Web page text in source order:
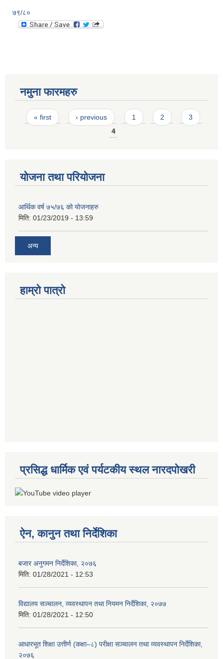
७९/८०
नमुना फारमहरु
Pages
« first ‹ previous 1 2
3
4
योजना तथा परियोजना
आर्थिक वर्ष ७५/७६ को योजनाहरु
मिति: 01/23/2019 - 13:59
अन्य
हाम्रो पात्रो
प्रसिद्ध धार्मिक एवं पर्यटकीय स्थल नारदपोखरी
ऐन, कानुन तथा निर्देशिका
बजार अनुगमन निर्देशिका, २०७६
मिति: 01/28/2021 - 12:53
विद्यालय सञ्चालन, व्यवस्थापन तथा नियमन निर्देशिका, २०७७
मिति: 01/28/2021 - 12:50
आधारभूत शिक्षा उत्तीर्ण (कक्षा–८) परीक्षा सञ्चालन तथा व्यवस्थापन निर्देशिका,
२०७६